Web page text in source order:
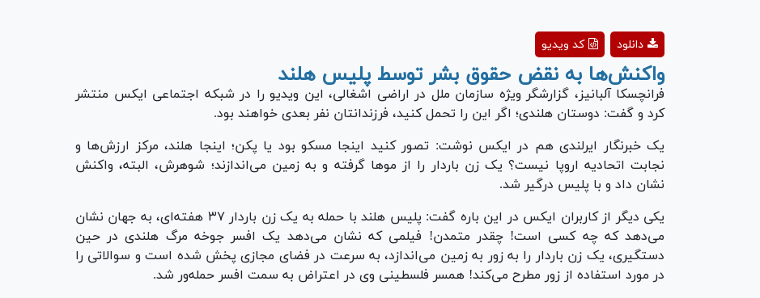
Video
کد ویدیو دانلود
واکنش‌ها به نقض حقوق بشر توسط پلیس هلند
فرانچسکا آلبانیز، گزارشگر ویژه سازمان ملل در اراضی اشغالی، این ویدیو را در شبکه اجتماعی ایکس منتشر
کرد و گفت: دوستان هلندی؛ اگر این را تحمل کنید، فرزندانتان نفر بعدی خواهند بود.
یک خبرنگار ایرلندی هم در ایکس نوشت: تصور کنید اینجا مسکو بود یا پکن؛ اینجا هلند، مرکز ارزش‌ها و
نجابت اتحادیه اروپا نیست؟ یک زن باردار را از مو‌ها گرفته و به زمین می‌اندازند؛ شوهرش، البته، واکنش
نشان داد و با پلیس درگیر شد.
یکی دیگر از کاربران ایکس در این باره گفت: پلیس هلند با حمله به یک زن باردار ۳۷ هفته‌ای، به جهان نشان
می‌دهد که چه کسی است! چقدر متمدن! فیلمی که نشان می‌دهد یک افسر جوخه مرگ هلندی در حین
دستگیری، یک زن باردار را به زور به زمین می‌اندازد، به سرعت در فضای مجازی پخش شده است و سوالاتی را
در مورد استفاده از زور مطرح می‌کند! همسر فلسطینی وی در اعتراض به سمت افسر حمله‌ور شد.